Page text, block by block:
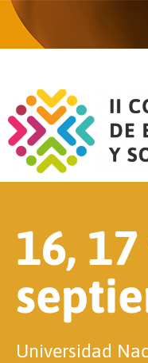
16,
Universidad